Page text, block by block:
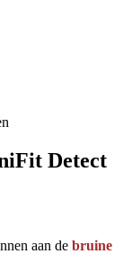
Detect
aan de bruine